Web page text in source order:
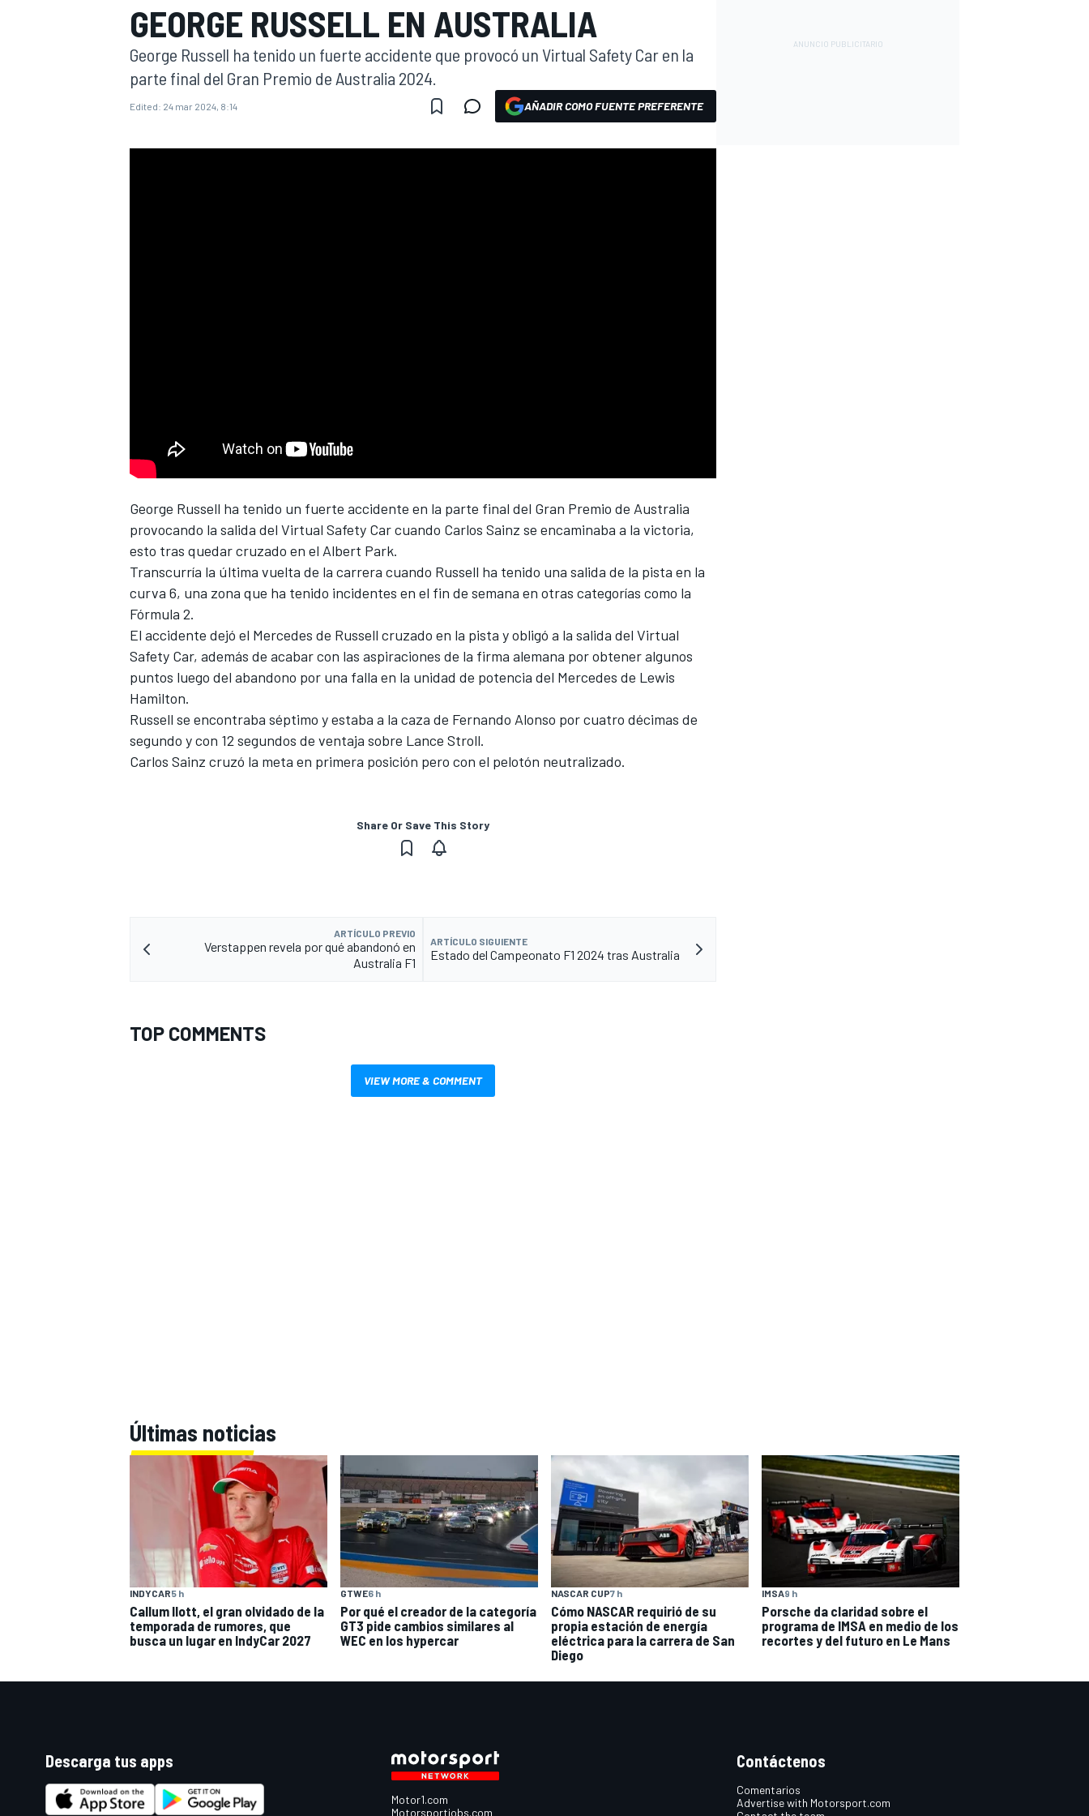
FÓRMULA E MOTO
GEORGE RUSSELL EN AUSTRALIA
George Russell ha tenido un fuerte accidente que provocó un Virtual Safety Car en la
parte final del Gran Premio de Australia 2024.
Edited: 24 mar 2024, 8:14 AÑADIR COMO FUENTE PREFERENTE
George Russell ha tenido un fuerte accidente en la parte final del Gran Premio de Australia
provocando la salida del Virtual Safety Car cuando Carlos Sainz se encaminaba a la victoria,
esto tras quedar cruzado en el Albert Park.
Transcurría la última vuelta de la carrera cuando Russell ha tenido una salida de la pista en la
curva 6, una zona que ha tenido incidentes en el fin de semana en otras categorías como la
Fórmula 2.
El accidente dejó el Mercedes de Russell cruzado en la pista y obligó a la salida del Virtual
Safety Car, además de acabar con las aspiraciones de la firma alemana por obtener algunos
puntos luego del abandono por una falla en la unidad de potencia del Mercedes de Lewis
Hamilton.
Russell se encontraba séptimo y estaba a la caza de Fernando Alonso por cuatro décimas de
segundo y con 12 segundos de ventaja sobre Lance Stroll.
Carlos Sainz cruzó la meta en primera posición pero con el pelotón neutralizado.
Share Or Save This Story
ARTÍCULO PREVIO
Verstappen revela por qué abandonó en
Australia F1
ARTÍCULO SIGUIENTE
Estado del Campeonato F1 2024 tras Australia
TOP COMMENTS
VIEW MORE & COMMENT
Últimas noticias
INDYCAR5 h
Callum Ilott, el gran olvidado de la
temporada de rumores, que
busca un lugar en IndyCar 2027
GTWE6 h
Por qué el creador de la categoría
GT3 pide cambios similares al
WEC en los hypercar
NASCAR CUP7 h
Cómo NASCAR requirió de su
propia estación de energía
eléctrica para la carrera de San
Diego
IMSA9 h
Porsche da claridad sobre el
programa de IMSA en medio de los
recortes y del futuro en Le Mans
Descarga tus apps
Motor1.com
Motorsportjobs.com
Contáctenos
Comentarios
Advertise with Motorsport.com